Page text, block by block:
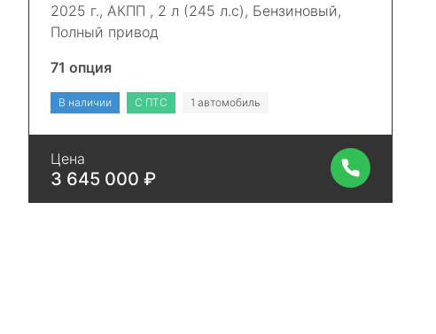
2025 г., АКПП , 2 л (245 л.с), Бензиновый,
Полный привод
71 опция
В наличии С ПТС 1 автомобиль
Цена
3 645 000 ₽